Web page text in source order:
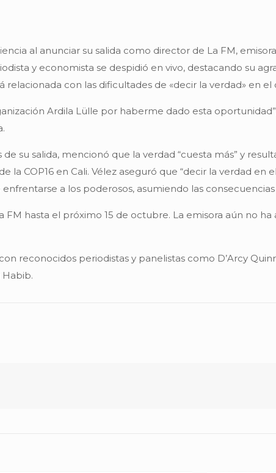
al anunciar su salida como director de La FM,
y economista se despidió en vivo, destacando su
con las dificultades de «decir la verdad» en
Ardila Lülle por haberme dado esta
su salida, mencionó que la verdad “cuesta más” y
COP16 en Cali. Vélez aseguró que “decir la verdad en
a los poderosos, asumiendo las
hasta el próximo 15 de octubre. La emisora aún no
reconocidos periodistas y panelistas como D’Arcy
Habib.